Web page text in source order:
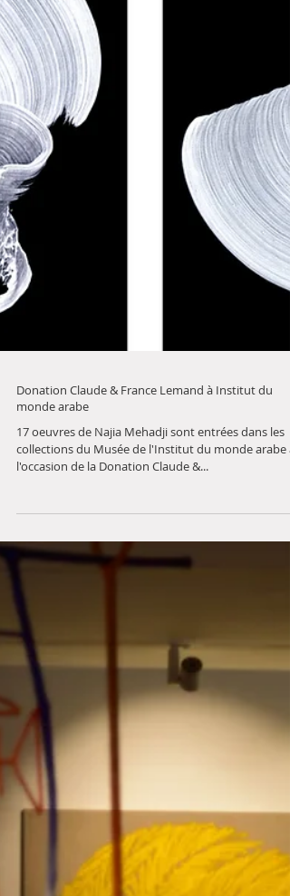
monde arabe
17 oeuvres de Najia Mehadji sont entrées dans les
collections du Musée de l'Institut du monde arabe à
l'occasion de la Donation Claude &...